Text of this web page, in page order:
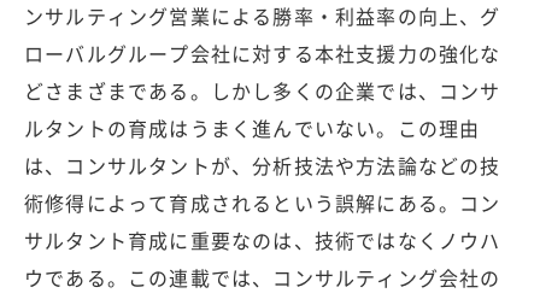
ンサルティング営業による勝率・利益率の向上、グ
ローバルグループ会社に対する本社支援力の強化な
どさまざまである。しかし多くの企業では、コンサ
ルタントの育成はうまく進んでいない。この理由
は、コンサルタントが、分析技法や方法論などの技
術修得によって育成されるという誤解にある。コン
サルタント育成に重要なのは、技術ではなくノウハ
ウである。この連載では、コンサルティング会社の